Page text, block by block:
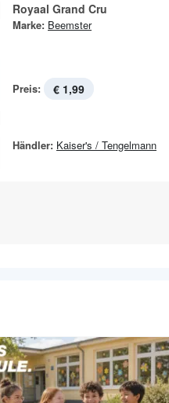
Royaal Grand Cru
Marke: Beemster
Preis: € 1,99
Händler: Kaiser's / Tengelmann